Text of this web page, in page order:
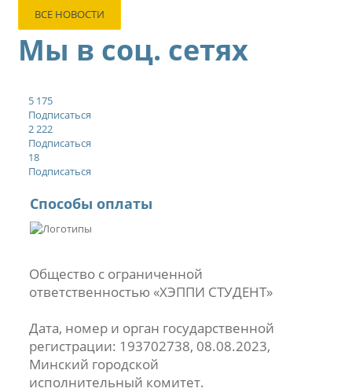
ВСЕ НОВОСТИ
Мы в соц. сетях
5 175
Подписаться
2 222
Подписаться
18
Подписаться
Способы оплаты
Общество с ограниченной
ответственностью «ХЭППИ СТУДЕНТ»
Дата, номер и орган государственной
регистрации: 193702738, 08.08.2023,
Минский городской
исполнительный комитет.